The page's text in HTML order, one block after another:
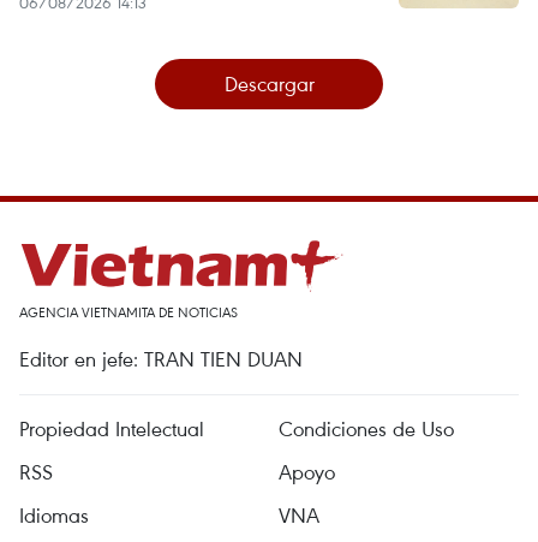
Descargar
AGENCIA VIETNAMITA DE NOTICIAS
Editor en jefe: TRAN TIEN DUAN
Propiedad Intelectual
Condiciones de Uso
RSS
Apoyo
Idiomas
VNA